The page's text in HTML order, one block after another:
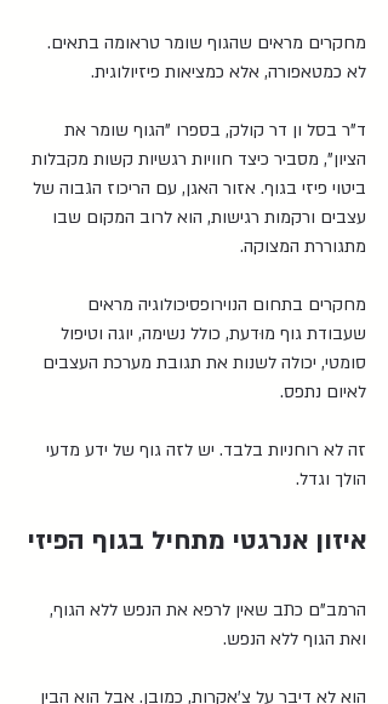
מחקרים מראים שהגוף שומר טראומה בתאים.
לא כמטאפורה, אלא כמציאות פיזיולוגית.
ד"ר בסל ון דר קולק, בספרו "הגוף שומר את
הציון", מסביר כיצד חוויות רגשיות קשות מקבלות
ביטוי פיזי בגוף. אזור האגן, עם הריכוז הגבוה של
עצבים ורקמות רגישות, הוא לרוב המקום שבו
מתגוררת המצוקה.
מחקרים בתחום הנוירופסיכולוגיה מראים
שעבודת גוף מוּדעת, כולל נשימה, יוגה וטיפול
סומטי, יכולה לשנות את תגובת מערכת העצבים
לאיום נתפס.
זה לא רוחניות בלבד. יש לזה גוף של ידע מדעי
הולך וגדל.
איזון אנרגטי מתחיל בגוף הפיזי
הרמב"ם כתב שאין לרפא את הנפש ללא הגוף,
ואת הגוף ללא הנפש.
הוא לא דיבר על צ'אקרות, כמובן. אבל הוא הבין